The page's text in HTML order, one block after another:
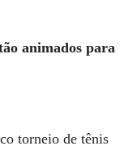
animados para
torneio de tênis